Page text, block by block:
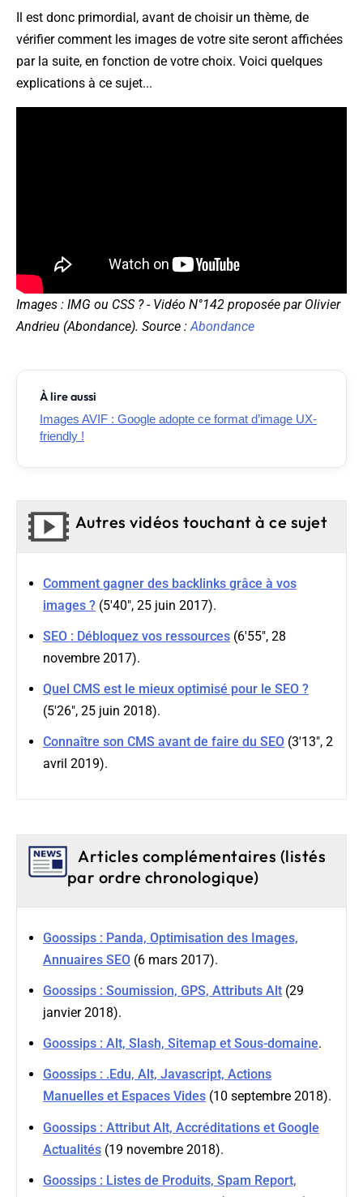
Il est donc primordial, avant de choisir un thème, de
vérifier comment les images de votre site seront affichées
par la suite, en fonction de votre choix. Voici quelques
explications à ce sujet...
Images : IMG ou CSS ? - Vidéo N°142 proposée par Olivier
Andrieu (Abondance). Source : Abondance
À lire aussi
Images AVIF : Google adopte ce format d’image UX-
friendly !
Autres vidéos touchant à ce sujet
Comment gagner des backlinks grâce à vos
images ?(5'40", 25 juin 2017).
SEO : Débloquez vos ressources(6'55", 28
novembre 2017).
Quel CMS est le mieux optimisé pour le SEO ?
(5'26", 25 juin 2018).
Connaître son CMS avant de faire du SEO(3'13", 2
avril 2019).
Articles complémentaires (listés
par ordre chronologique)
Goossips : Panda, Optimisation des Images,
Annuaires SEO(6 mars 2017).
Goossips : Soumission, GPS, Attributs Alt(29
janvier 2018).
Goossips : Alt, Slash, Sitemap et Sous-domaine.
Goossips : .Edu, Alt, Javascript, Actions
Manuelles et Espaces Vides(10 septembre 2018).
Goossips : Attribut Alt, Accréditations et Google
Actualités(19 novembre 2018).
Goossips : Listes de Produits, Spam Report,